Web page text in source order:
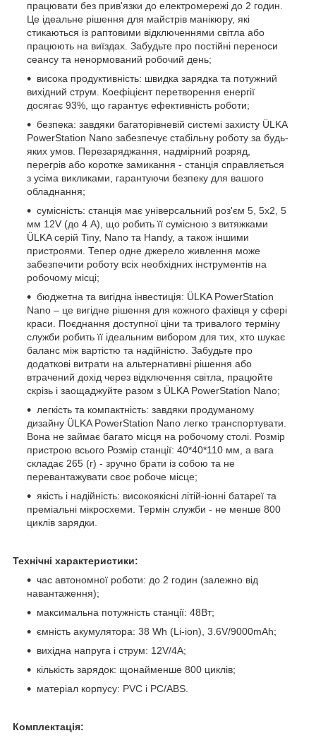
працювати без прив'язки до електромережі до 2 годин.
Це ідеальне рішення для майстрів манікюру, які
стикаються із раптовими відключеннями світла або
працюють на виїздах. Забудьте про постійні переноси
сеансу та ненормований робочий день;
висока продуктивність: швидка зарядка та потужний
вихідний струм. Коефіцієнт перетворення енергії
досягає 93%, що гарантує ефективність роботи;
безпека: завдяки багаторівневій системі захисту ÜLKA
PowerStation Nano забезпечує стабільну роботу за будь-
яких умов. Перезаряджання, надмірний розряд,
перегрів або коротке замикання - станція справляється
з усіма викликами, гарантуючи безпеку для вашого
обладнання;
сумісність: станція має універсальний роз'єм 5, 5х2, 5
мм 12V (до 4 А), що робить її сумісною з витяжками
ÜLKA серій Tiny, Nano та Handy, а також іншими
пристроями. Тепер одне джерело живлення може
забезпечити роботу всіх необхідних інструментів на
робочому місці;
бюджетна та вигідна інвестиція: ÜLKA PowerStation
Nano – це вигідне рішення для кожного фахівця у сфері
краси. Поєднання доступної ціни та тривалого терміну
служби робить її ідеальним вибором для тих, хто шукає
баланс між вартістю та надійністю. Забудьте про
додаткові витрати на альтернативні рішення або
втрачений дохід через відключення світла, працюйте
скрізь і заощаджуйте разом з ÜLKA PowerStation Nano;
легкість та компактність: завдяки продуманому
дизайну ÜLKA PowerStation Nano легко транспортувати.
Вона не займає багато місця на робочому столі. Розмір
пристрою всього Розмір станції: 40*40*110 мм, а вага
складає 265 (г) - зручно брати із собою та не
перевантажувати своє робоче місце;
якість і надійність: високоякісні літій-іонні батареї та
преміальні мікросхеми. Термін служби - не менше 800
циклів зарядки.
Технічні характеристики:
час автономної роботи: до 2 годин (залежно від
навантаження);
максимальна потужність станції: 48Вт;
ємність акумулятора: 38 Wh (Li-ion), 3.6V/9000mAh;
вихідна напруга і струм: 12V/4A;
кількість зарядок: щонайменше 800 циклів;
матеріал корпусу: PVC і PC/ABS.
Комплектація: